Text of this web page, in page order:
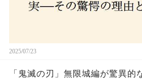
2025/07/23
「鬼滅の刃」無限城編が驚異的